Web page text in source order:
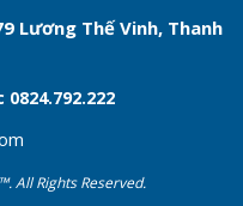
Lương Thế Vinh, Thanh
0824.792.222
All Rights Reserved.